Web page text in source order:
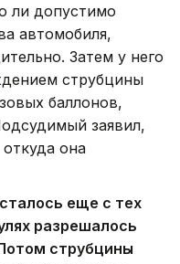
ли допустимо
автомобиля,
Затем у него
струбцины
баллонов,
заявил,
она
еще с тех
разрешалось
струбцины